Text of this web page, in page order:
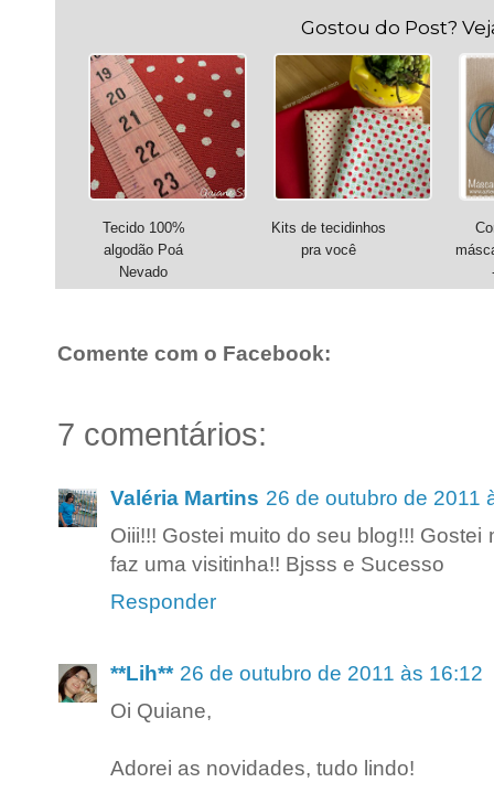
Gostou do Post?
Tecido 100%
algodão Poá
Nevado
Kits de tecidinhos
pra você
Comente com o Facebook:
7 comentários:
Valéria Martins 26 de outubro de 2011
Oiii!!! Gostei muito do seu blog!!!
faz uma visitinha!! Bjsss e Sucesso
Responder
**Lih** 26 de outubro de 2011 às 16:12
Oi Quiane,
Adorei as novidades, tudo lindo!